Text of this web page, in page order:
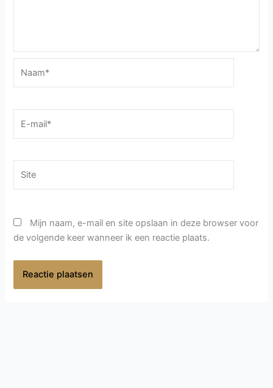
mail*
Mijn naam, e-mail en site opslaan in deze browser voor
de volgende keer wanneer ik een reactie plaats.